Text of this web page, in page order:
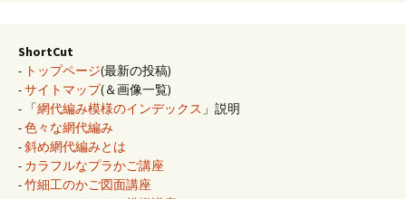
ShortCut
- トップページ(最新の投稿)
-サイトマップ(＆画像一覧)
- 「網代編み模様のインデックス 」説明
-色々な網代編み
-斜め網代編みとは
- カラフルなプラかご講座
-竹細工のかご図面講座